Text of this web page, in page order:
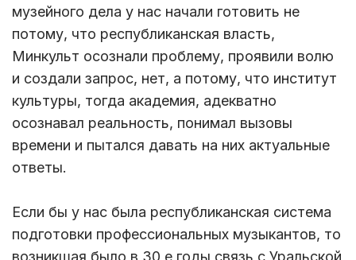
музейного дела у нас начали готовить не
потому, что республиканская власть,
Минкульт осознали проблему, проявили волю
и создали запрос, нет, а потому, что институт
культуры, тогда академия, адекватно
осознавал реальность, понимал вызовы
времени и пытался давать на них актуальные
ответы.
Если бы у нас была республиканская система
подготовки профессиональных музыкантов, то
возникшая было в 30 е годы связь с Уральской